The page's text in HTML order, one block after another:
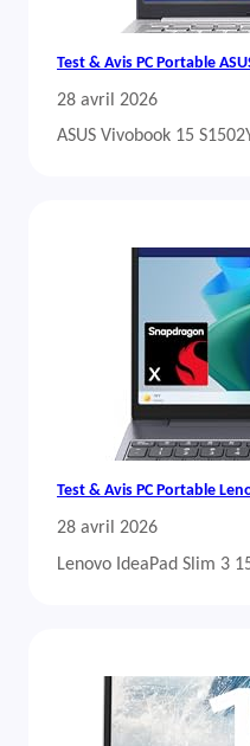
Test & Avis PC Portable
28 avril 2026
ASUS Vivobook 15
Test & Avis PC Portable
28 avril 2026
Lenovo IdeaPad Slim 3